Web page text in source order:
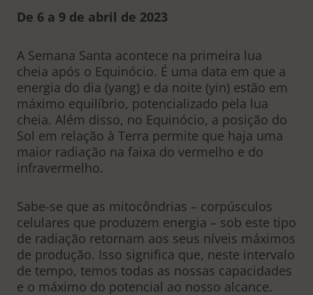
De 6 a 9 de abril de 2023
A Semana Santa acontece na primeira lua
cheia após o Equinócio. É uma data em que a
energia do dia (yang) e da noite (yin) estão em
máximo equilíbrio, potencializado pela lua
cheia. Além disso, no Equinócio, a posição do
Sol em relação à Terra permite que haja uma
maior radiação na faixa do vermelho e do
infravermelho.
Sabe-se que as mitocôndrias – corpúsculos
celulares que produzem energia – sob este tipo
de radiação retornam aos seus níveis máximos
de produção. Isso significa que, neste intervalo
de tempo, temos todas as nossas capacidades
e o máximo do potencial ao nosso alcance.